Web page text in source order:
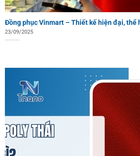
Đồng phục Vinmart – Thiết kế hiện đại, thể
23/09/2025